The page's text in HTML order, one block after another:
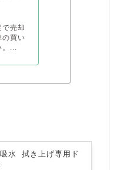
売却
の買い
。...
水 拭き上げ専用ド